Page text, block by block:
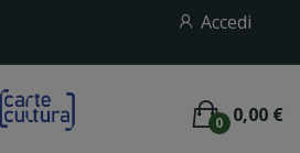
Accedi
0,00 €
0